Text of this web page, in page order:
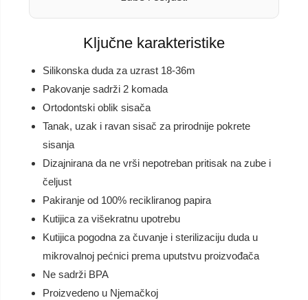
Ključne karakteristike
Silikonska duda za uzrast 18-36m
Pakovanje sadrži 2 komada
Ortodontski oblik sisača
Tanak, uzak i ravan sisač za prirodnije pokrete
sisanja
Dizajnirana da ne vrši nepotreban pritisak na zube i
čeljust
Pakiranje od 100% recikliranog papira
Kutijica za višekratnu upotrebu
Kutijica pogodna za čuvanje i sterilizaciju duda u
mikrovalnoj pećnici prema uputstvu proizvođača
Ne sadrži BPA
Proizvedeno u Njemačkoj